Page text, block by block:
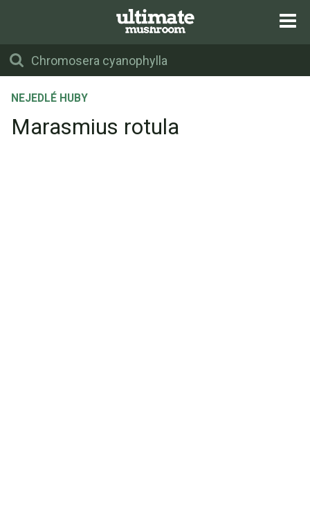
NEJEDLÉ HUBY
Marasmius rotula